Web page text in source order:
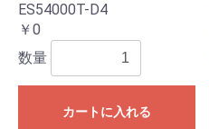
ES54000T-D4
￥0
数量
カートに入れる